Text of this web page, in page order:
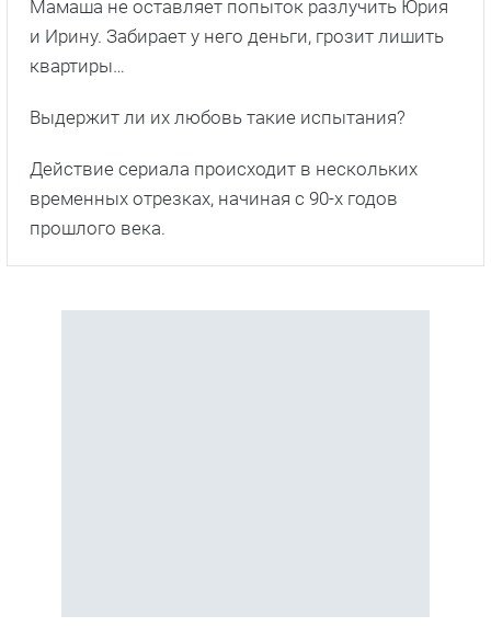
Мамаша не оставляет попыток разлучить Юрия
и Ирину. Забирает у него деньги, грозит лишить
квартиры…
Выдержит ли их любовь такие испытания?
Действие сериала происходит в нескольких
временных отрезках, начиная с 90-х годов
прошлого века.